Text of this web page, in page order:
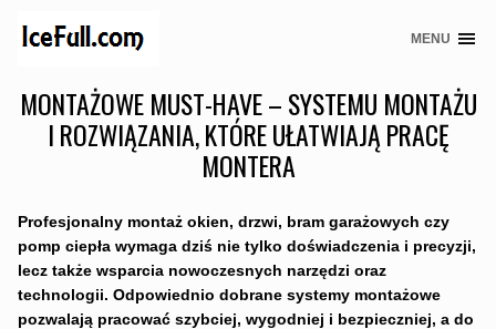
Skip
content
MENU
MONTAŻOWE MUST-HAVE – SYSTEMU MONTAŻU
I ROZWIĄZANIA, KTÓRE UŁATWIAJĄ PRACĘ
MONTERA
Profesjonalny montaż okien, drzwi, bram garażowych czy
pomp ciepła wymaga dziś nie tylko doświadczenia i precyzji,
lecz także wsparcia nowoczesnych narzędzi oraz
technologii. Odpowiednio dobrane systemy montażowe
pozwalają pracować szybciej, wygodniej i bezpieczniej, a do